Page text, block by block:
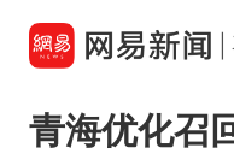
青海优化召